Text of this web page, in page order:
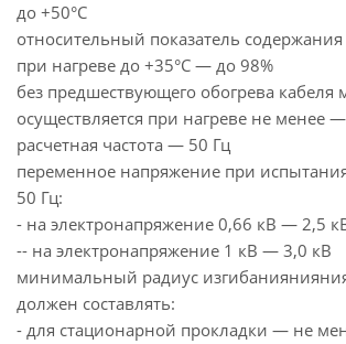
до +50°С
относительный показатель содержания
при нагреве до +35°С — до 98%
без предшествующего обогрева кабеля
осуществляется при нагреве не менее
расчетная частота — 50 Гц
переменное напряжение при
50 Гц:
- на электронапряжение 0,66 кВ — 2,5
-- на электронапряжение 1 кВ — 3,0 кВ
минимальный радиус
должен составлять:
- для стационарной прокладки — не